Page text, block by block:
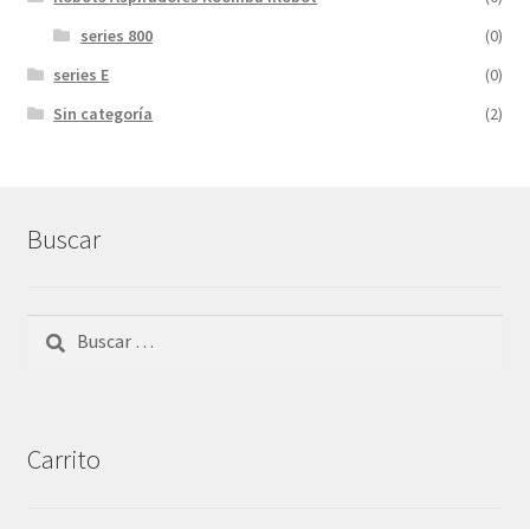
series 800
(0)
series E
(0)
Sin categoría
(2)
Buscar
Carrito